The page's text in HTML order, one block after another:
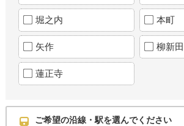
堀之内 本町
矢作 柳新田
蓮正寺
ご希望の沿線・駅を選んでください